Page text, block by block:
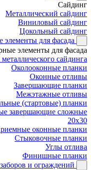
Сайдинг
Металлический сайдинг
Виниловый сайдинг
Цокольный сайдинг
элементы для фасада
элементы для фасада
сайдинга
Околооконные планки
Оконные отливы
Завершающие планки
Межэтажные отливы
(стартовые) планки
завершающие сложные
20x30
оконные планки
Стыковочные планки
Углы отлива
Финишные планки
и ограждений